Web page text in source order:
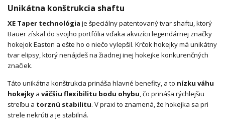
Unikátna konštrukcia shaftu
XE Taper technológia je špeciálny patentovaný tvar shaftu, ktorý
Bauer získal do svojho portfólia vďaka akvizícii legendárnej značky
hokejok Easton a ešte ho o niečo vylepšil. Krčok hokejky má unikátny
tvar elipsy, ktorý nenájdeš na žiadnej inej hokejke konkurenčných
značiek.
Táto unikátna konštrukcia prináša hlavné benefity, a to nízku váhu
hokejky a väčšiu flexibilitu bodu ohybu, čo prináša rýchlejšiu
streľbu a torznú stabilitu. V praxi to znamená, že hokejka sa pri
strele nekrúti a je stabilná.